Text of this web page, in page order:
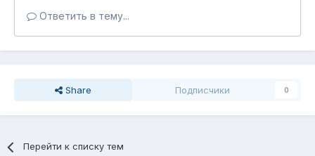
Ответить в тему...
Share Подписчики 0
Перейти к списку тем